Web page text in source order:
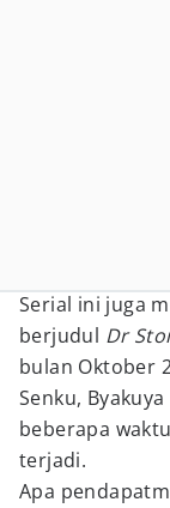
Serial ini juga
berjudul Dr
bulan Oktober
Senku,
beberapa
terjadi.
Apa